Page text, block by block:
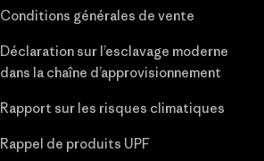
Conditions générales de vente
Déclaration sur l’esclavage moderne
dans la chaîne d’approvisionnement
Rapport sur les risques climatiques
Rappel de produits UPF